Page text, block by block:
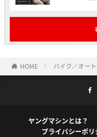
HOME バイク／オート
ヤングマシンとは？
プライバシーポリ